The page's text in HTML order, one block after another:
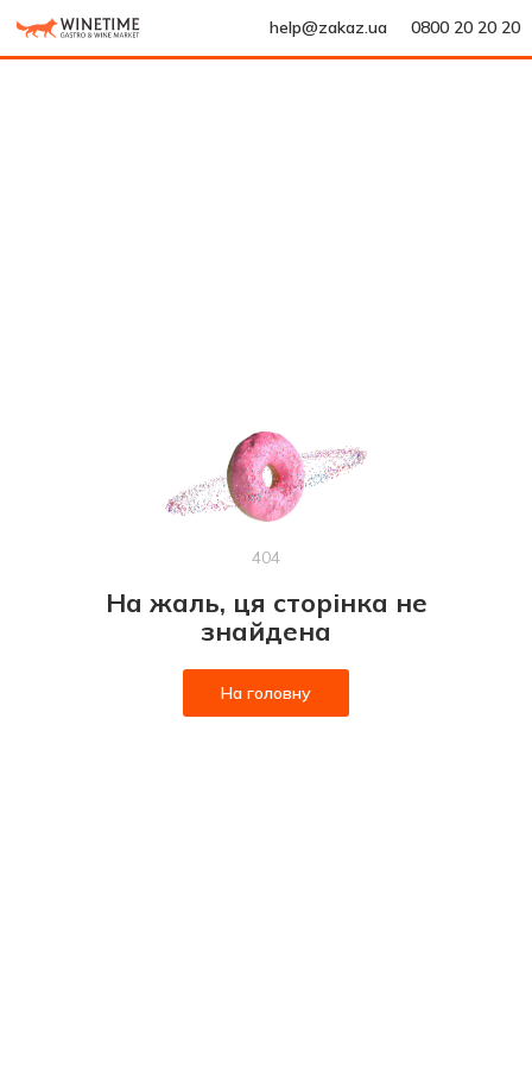
help@zakaz.ua 0800 20 20 20
404
На жаль, ця сторінка не
знайдена
На головну